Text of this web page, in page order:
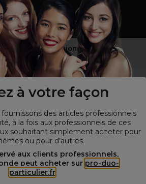
à votre façon
des articles professionnels
à la fois aux professionnels de ces
souhaitant simplement acheter pour
ou pour d’autres.
aux clients professionnels,
peut acheter sur pro-duo-
particulier.fr
pas un professionnel ?
site pourles particuliers !
réservés © Pro-Duo